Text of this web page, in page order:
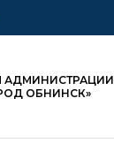
АДМИНИСТРАЦИИ
ОБНИНСК»